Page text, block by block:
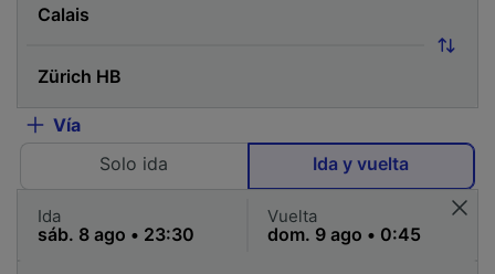
Vía
Solo ida
Ida y vuelta
Ida Vuelta